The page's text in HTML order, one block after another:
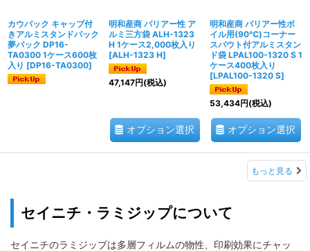
カウパック キャップ付
きアルミスタンドパック
夢パック DP16-
TA0300 1ケース600枚
入り [DP16-TA0300]
明和産商 バリアー性 ア
ルミ三方袋 ALH-1323
H 1ケース2,000枚入り
[ALH-1323 H]
47,147円(税込)
オプション選択
明和産商 バリアー性ボ
イル用(90℃)コーナー
スパウト付アルミスタン
ド袋 LPAL100-1320 S 1
ケース400枚入り
[LPAL100-1320 S]
53,434円(税込)
オプション選択
もっと見る
セイニチ・ラミジップについて
セイニチのラミジップは多層フィルムの物性、印刷効果にチャッ